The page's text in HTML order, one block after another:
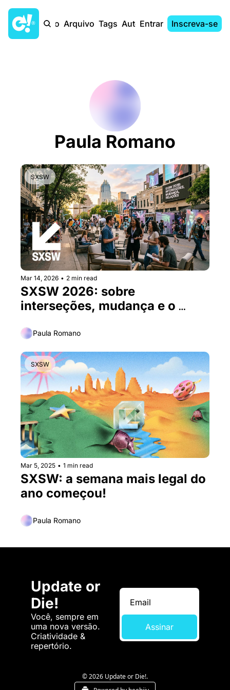
Início Arquivo Tags AutoresEntrar Inscreva-se
Paula Romano
SXSW
Mar 14, 2026 • 2 min read
SXSW 2026: sobre
interseções, mudança e o
Paula Romano
SXSW
Mar 5, 2025 • 1 min read
SXSW: a semana mais legal do
ano começou!
Paula Romano
Update or
Die!
Você, sempre em
uma nova versão.
Criatividade &
repertório.
Assinar
© 2026 Update or Die!.